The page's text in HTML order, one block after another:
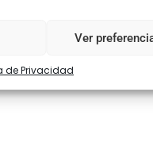
Ver
de Privacidad